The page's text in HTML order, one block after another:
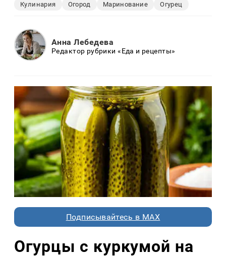
Кулинария Огород Маринование Огурец
Анна Лебедева
Редактор рубрики «Еда и рецепты»
Подписывайтесь в MAX
Огурцы с куркумой на